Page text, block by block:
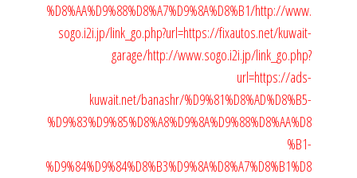
%D8%AA%D9%88%D8%A7%D9%8A%D8%B1/http://www.
sogo.i2i.jp/link_go.php?url=https://fixautos.net/kuwait-
garage/http://www.sogo.i2i.jp/link_go.php?
url=https://ads-
kuwait.net/banashr/%D9%81%D8%AD%D8%B5-
%D9%83%D9%85%D8%A8%D9%8A%D9%88%D8%AA%D8
%B1-
%D9%84%D9%84%D8%B3%D9%8A%D8%A7%D8%B1%D8